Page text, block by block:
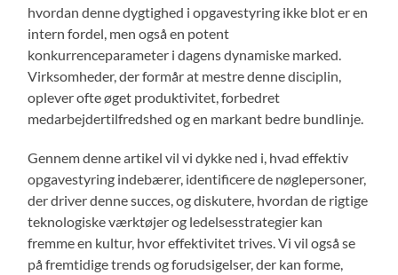
hvordan denne dygtighed i opgavestyring ikke blot er en
intern fordel, men også en potent
konkurrenceparameter i dagens dynamiske marked.
Virksomheder, der formår at mestre denne disciplin,
oplever ofte øget produktivitet, forbedret
medarbejdertilfredshed og en markant bedre bundlinje.
Gennem denne artikel vil vi dykke ned i, hvad effektiv
opgavestyring indebærer, identificere de nøglepersoner,
der driver denne succes, og diskutere, hvordan de rigtige
teknologiske værktøjer og ledelsesstrategier kan
fremme en kultur, hvor effektivitet trives. Vi vil også se
på fremtidige trends og forudsigelser, der kan forme,